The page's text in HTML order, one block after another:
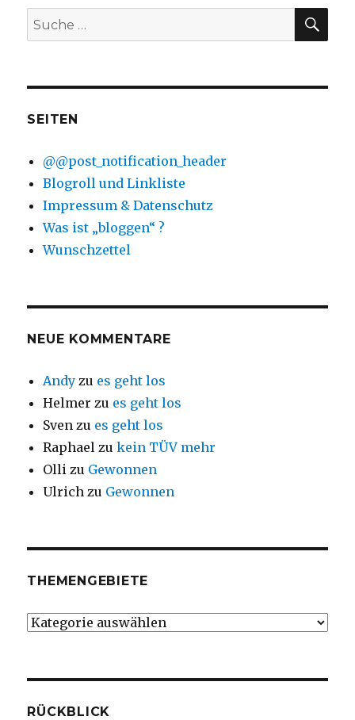
Suche
nach:
SEITEN
@@post_notification_header
Blogroll und Linkliste
Impressum & Datenschutz
Was ist „bloggen“ ?
Wunschzettel
NEUE KOMMENTARE
Andy zu es geht los
Helmer zu es geht los
Sven zu es geht los
Raphael zukein TÜV mehr
Olli zu Gewonnen
Ulrich zu Gewonnen
THEMENGEBIETE
Themengebiete
RÜCKBLICK